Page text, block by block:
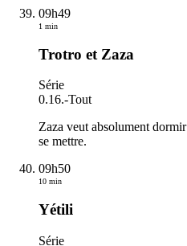
09h49
1 min
Trotro et Zaza
Série
0.16.-Tout
Zaza veut absolument
se mettre.
09h50
10 min
Yétili
Série